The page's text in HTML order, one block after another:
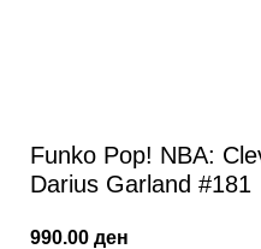
Funko Pop! NBA:
Darius Garland #181
990.00 ден